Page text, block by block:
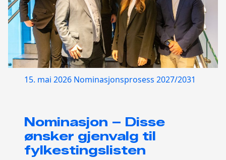
15. mai 2026 Nominasjonsprosess 2027/2031
Nominasjon – Disse
ønsker gjenvalg til
fylkestingslisten